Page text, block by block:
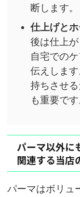
断します。
仕上げと
後は仕上が
自宅での
伝えしま
持ちさせ
も重要です
パーマ以外
関連する当店
パーマはボリュ